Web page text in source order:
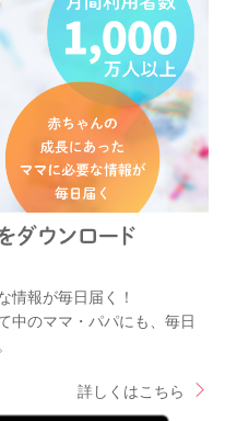
情報が毎日届く！
中のママ・パパにも、毎日
詳しくはこちら